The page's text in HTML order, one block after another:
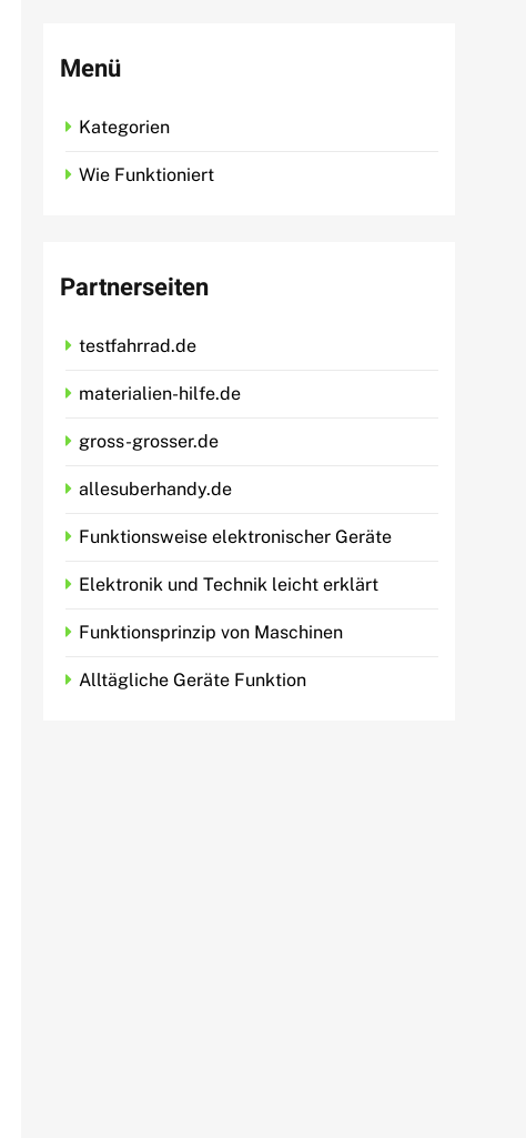
Menü
Kategorien
Wie Funktioniert
Partnerseiten
testfahrrad.de
materialien-hilfe.de
gross-grosser.de
allesuberhandy.de
Funktionsweise elektronischer Geräte
Elektronik und Technik leicht erklärt
Funktionsprinzip von Maschinen
Alltägliche Geräte Funktion